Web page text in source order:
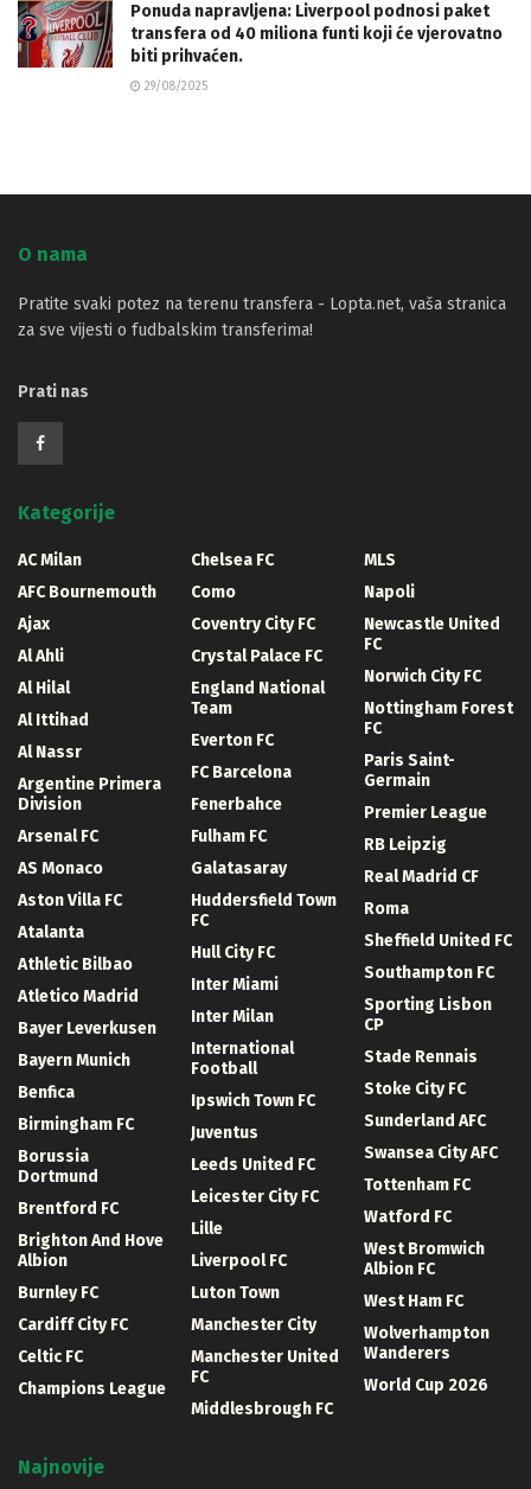
Ponuda napravljena: Liverpool podnosi paket
transfera od 40 miliona funti koji će vjerovatno
biti prihvaćen.
29/08/2025
O nama
Pratite svaki potez na terenu transfera - Lopta.net, vaša stranica
za sve vijesti o fudbalskim transferima!
Prati nas
Kategorije
AC Milan
AFC Bournemouth
Ajax
Al Ahli
Al Hilal
Al Ittihad
Al Nassr
Argentine Primera
Division
Arsenal FC
AS Monaco
Aston Villa FC
Atalanta
Athletic Bilbao
Atletico Madrid
Bayer Leverkusen
Bayern Munich
Benfica
Birmingham FC
Borussia
Dortmund
Brentford FC
Brighton And Hove
Albion
Burnley FC
Cardiff City FC
Celtic FC
Champions League
Chelsea FC
Como
Coventry City FC
Crystal Palace FC
England National
Team
Everton FC
FC Barcelona
Fenerbahce
Fulham FC
Galatasaray
Huddersfield Town
FC
Hull City FC
Inter Miami
Inter Milan
International
Football
Ipswich Town FC
Juventus
Leeds United FC
Leicester City FC
Lille
Liverpool FC
Luton Town
Manchester City
Manchester United
FC
Middlesbrough FC
MLS
Napoli
Newcastle United
FC
Norwich City FC
Nottingham Forest
FC
Paris Saint-
Germain
Premier League
RB Leipzig
Real Madrid CF
Roma
Sheffield United FC
Southampton FC
Sporting Lisbon
CP
Stade Rennais
Stoke City FC
Sunderland AFC
Swansea City AFC
Tottenham FC
Watford FC
West Bromwich
Albion FC
West Ham FC
Wolverhampton
Wanderers
World Cup 2026
Najnovije